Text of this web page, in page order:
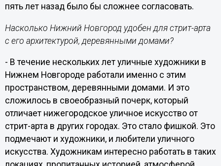
пять лет назад было бы сложнее согласовать.
Насколько Нижний Новгород удобен для стрит-арта
с его архитектурой, деревянными домами?
- В течение нескольких лет уличные художники в
Нижнем Новгороде работали именно с этим
пространством, деревянными домами. И это
сложилось в своеобразный почерк, который
отличает нижегородское уличное искусство от
стрит-арта в других городах. Это стало фишкой. Это
подмечают и художники, и любители уличного
искусства. Художникам интересно работать в таких